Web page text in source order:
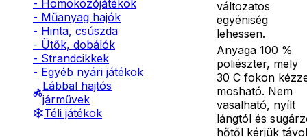
- Homokozójátékok
- Műanyag hajók
- Hinta, csúszda
- Ütők, dobálók
- Strandcikkek
- Egyéb nyári játékok
Lábbal hajtós
járművek
Téli játékok
változatos
egyéniség
lehessen.
Anyaga 100 %
poliészter, mely
30 C fokon
mosható. Nem
vasalható, nyílt
lángtól és
hőtől kérjük távol